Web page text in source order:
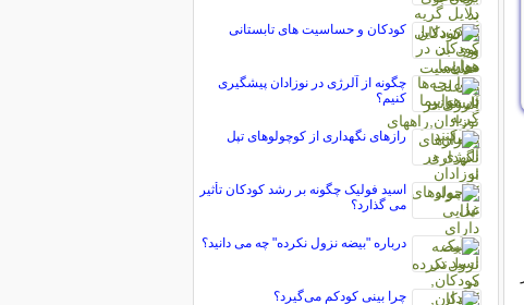
کودکان و حساسیت های تابستانی
چگونه از آلرژی در نوزادان پیشگیری
کنیم؟
رازهای نگهداری از کوچولوهای تپل
اسید فولیک چگونه بر رشد کودکان تأثیر
می گذارد؟
درباره "بیضه نزول نکرده" چه می دانید؟
چرا بینی کودکم می‌گیرد؟